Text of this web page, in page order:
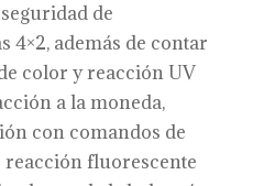
de
4×2, además de contar
color y reacción UV
a la moneda,
con comandos de
fluorescente